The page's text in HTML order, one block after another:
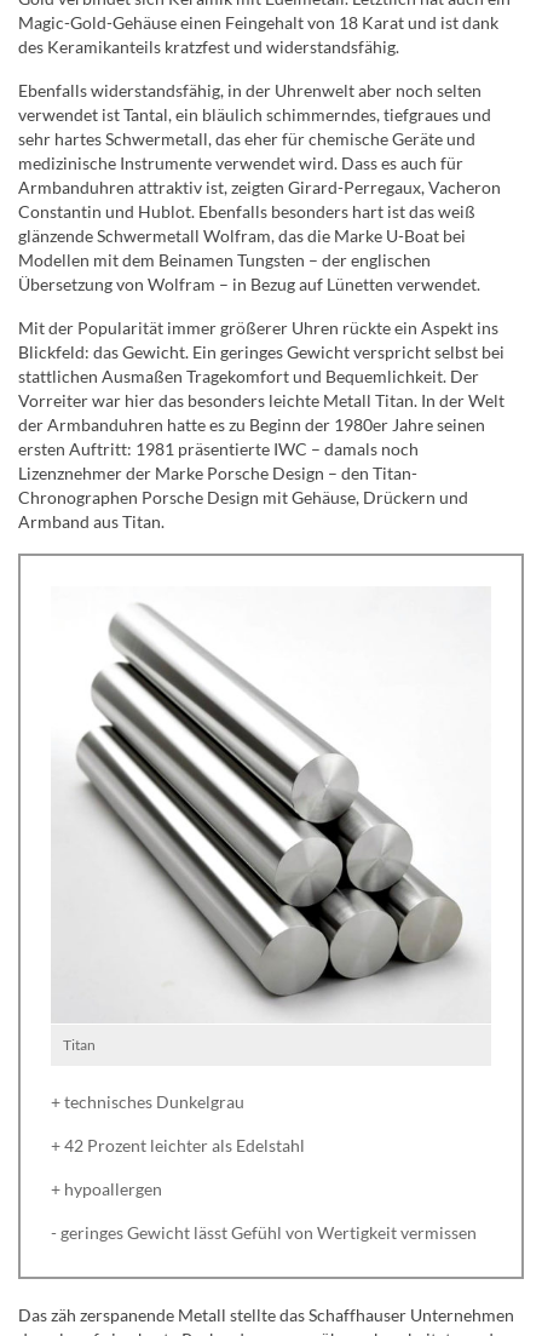
Magic-Gold-Gehäuse einen Feingehalt von 18 Karat und ist dank
des Keramikanteils kratzfest und widerstandsfähig.
Ebenfalls widerstandsfähig, in der Uhrenwelt aber noch selten
verwendet ist Tantal, ein bläulich schimmerndes, tiefgraues und
sehr hartes Schwermetall, das eher für chemische Geräte und
medizinische Instrumente verwendet wird. Dass es auch für
Armbanduhren attraktiv ist, zeigten Girard-Perregaux, Vacheron
Constantin und Hublot. Ebenfalls besonders hart ist das weiß
glänzende Schwermetall Wolfram, das die Marke U-Boat bei
Modellen mit dem Beinamen Tungsten – der englischen
Übersetzung von Wolfram – in Bezug auf Lünetten verwendet.
Mit der Popularität immer größerer Uhren rückte ein Aspekt ins
Blickfeld: das Gewicht. Ein geringes Gewicht verspricht selbst bei
stattlichen Ausmaßen Tragekomfort und Bequemlichkeit. Der
Vorreiter war hier das besonders leichte Metall Titan. In der Welt
der Armbanduhren hatte es zu Beginn der 1980er Jahre seinen
ersten Auftritt: 1981 präsentierte IWC – damals noch
Lizenznehmer der Marke Porsche Design – den Titan-
Chronographen Porsche Design mit Gehäuse, Drückern und
Armband aus Titan.
Titan
+ technisches Dunkelgrau
+ 42 Prozent leichter als Edelstahl
+ hypoallergen
- geringes Gewicht lässt Gefühl von Wertigkeit vermissen
Das zäh zerspanende Metall stellte das Schaffhauser Unternehmen